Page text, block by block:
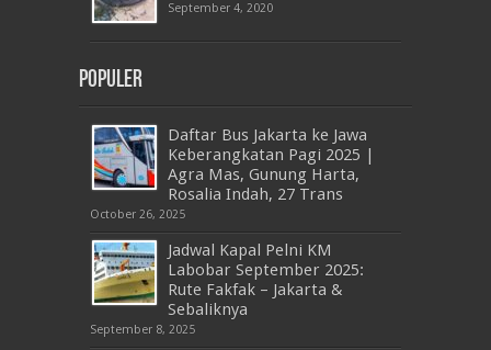
September 4, 2020
Populer
Daftar Bus Jakarta ke Jawa
Keberangkatan Pagi 2025 |
Agra Mas, Gunung Harta,
Rosalia Indah, 27 Trans
October 26, 2025
Jadwal Kapal Pelni KM
Labobar September 2025:
Rute Fakfak – Jakarta &
Sebaliknya
September 8, 2025